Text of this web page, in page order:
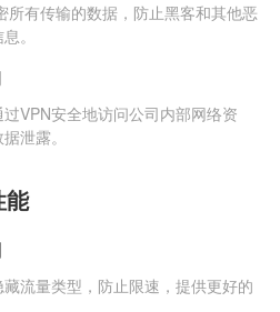
所有传输的数据，防止黑客和其他恶
。
VPN安全地访问公司内部网络资
泄露。
能
流量类型，防止限速，提供更好的